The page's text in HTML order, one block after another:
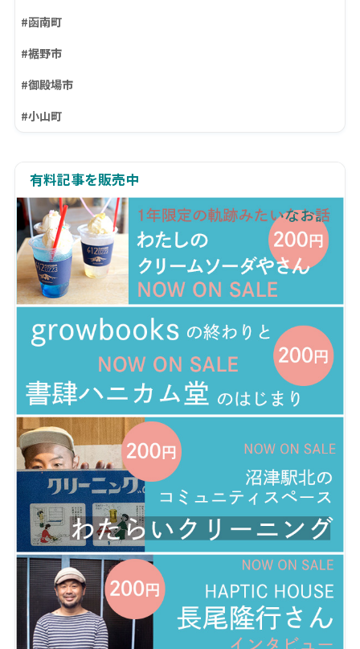
#函南町
#裾野市
#御殿場市
#小山町
有料記事を販売中